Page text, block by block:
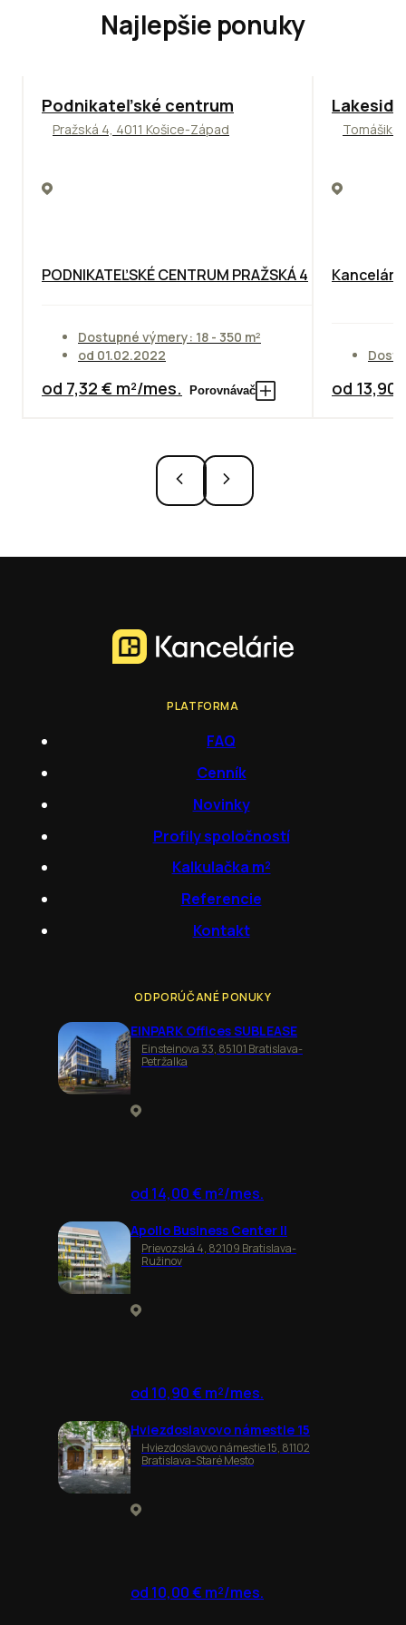
Najlepšie ponuky
ODPORÚČAME
Podnikateľské centrum
Pražská 4, 4011 Košice-Západ
PODNIKATEĽSKÉ CENTRUM PRAŽSKÁ 4
Dostupné výmery: 18 - 350 m²
od 01.02.2022
od 7,32 € m²/mes. Porovnávač od 13,90
PLATFORMA
FAQ
Cenník
Novinky
Profily spoločností
Kalkulačka m²
Referencie
Kontakt
ODPORÚČANÉ PONUKY
EINPARK Offices SUBLEASE
Einsteinova 33, 85101 Bratislava-
Petržalka
od 14,00 € m²/mes.
Apollo Business Center II
Prievozská 4, 82109 Bratislava-
Ružinov
od 10,90 € m²/mes.
Hviezdoslavovo námestie 15
Hviezdoslavovo námestie 15, 81102
Bratislava-Staré Mesto
od 10,00 € m²/mes.